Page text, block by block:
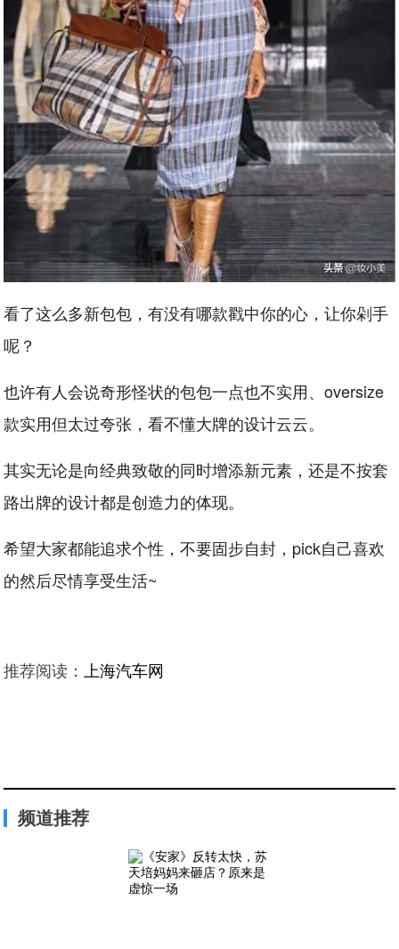
看了这么多新包包，有没有哪款戳中你的心，让你剁手
呢？
也许有人会说奇形怪状的包包一点也不实用、oversize
款实用但太过夸张，看不懂大牌的设计云云。
其实无论是向经典致敬的同时增添新元素，还是不按套
路出牌的设计都是创造力的体现。
希望大家都能追求个性，不要固步自封，pick自己喜欢
的然后尽情享受生活~
推荐阅读： 上海汽车网
频道推荐